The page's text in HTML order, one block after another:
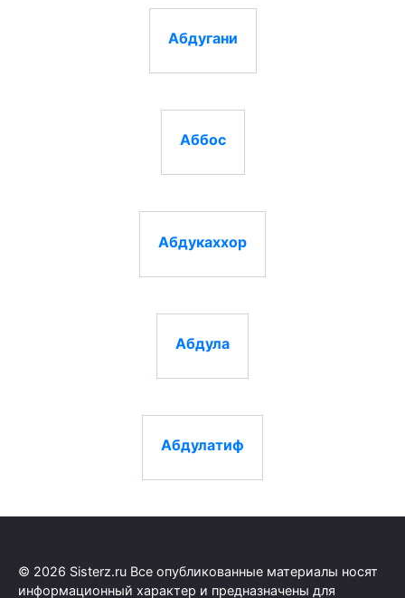
Абдугани
Аббос
Абдукаххор
Абдула
Абдулатиф
© 2026 Sisterz.ru Все опубликованные материалы носят
информационный характер и предназначены для